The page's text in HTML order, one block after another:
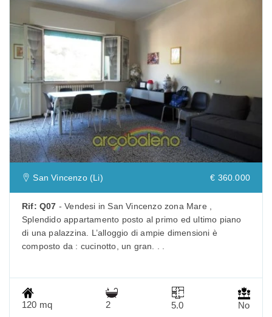
Previous
San Vincenzo (Li) € 360.000
Rif: Q07 - Vendesi in San Vincenzo zona Mare ,
Splendido appartamento posto al primo ed ultimo piano
di una palazzina. L’alloggio di ampie dimensioni è
composto da : cucinotto, un gran. . .
120 mq 2 5.0 No